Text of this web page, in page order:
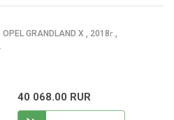
OPEL GRANDLAND X , 2018г.,
40 068.00 RUR